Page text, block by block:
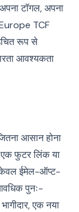
टॉगल, अपना
Europe TCF
रूप से
आवश्यकता
आसान होना
एक फुटर लिंक या
केवल ईमेल-ऑप्ट-
पुनः-
एक नया